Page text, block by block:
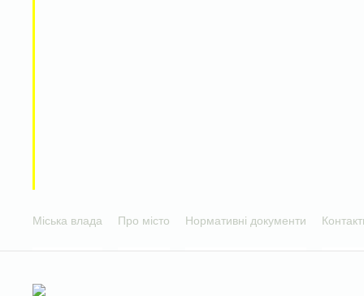
Міська влада Про місто Нормативні документи